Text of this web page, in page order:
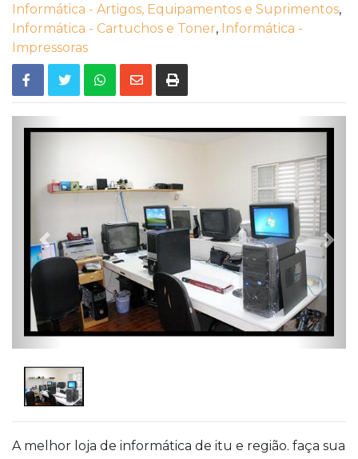
Informática - Artigos, Equipamentos e Suprimentos,
Informática - Cartuchos e Toner, Informática -
Impressoras
Previous Next
A melhor loja de informática de itu e região. faça sua